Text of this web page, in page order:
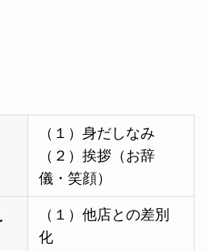
（１）身だしなみ
（２）挨拶（お辞
儀・笑顔）
（１）他店との差別
化